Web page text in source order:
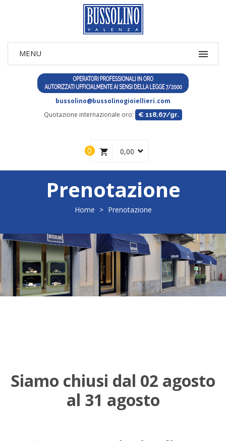
bussolino@bussolinogioiellieri.com
Quotazione internazionale oro:
€ 118,67/gr.
0,00
0
Prenotazione
Home > Prenotazione
Siamo chiusi dal 02 agosto
al 31 agosto